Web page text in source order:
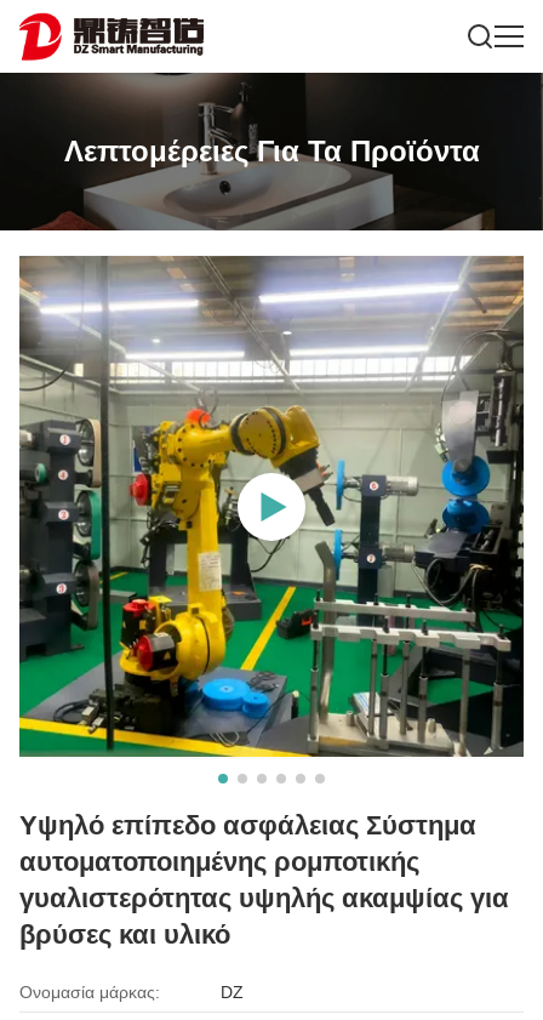
Λεπτομέρειες Για Τα Προϊόντα
Υψηλό επίπεδο ασφάλειας Σύστημα
αυτοματοποιημένης ρομποτικής
γυαλιστερότητας υψηλής ακαμψίας για
βρύσες και υλικό
Ονομασία μάρκας: DZ